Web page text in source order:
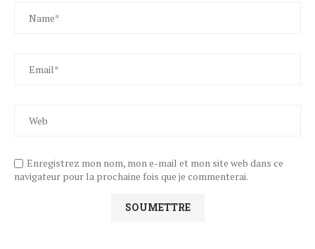
Enregistrez mon nom, mon e-mail et mon site web dans ce
navigateur pour la prochaine fois que je commenterai.